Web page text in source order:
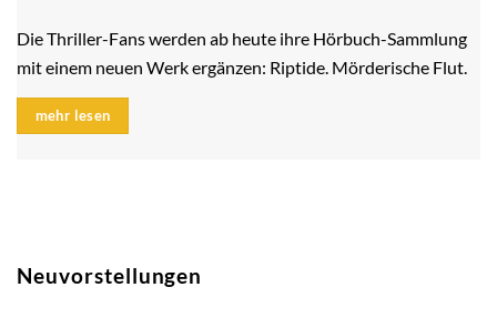
Die Thriller-Fans werden ab heute ihre Hörbuch-Sammlung
mit einem neuen Werk ergänzen: Riptide. Mörderische Flut.
mehr lesen
Neuvorstellungen